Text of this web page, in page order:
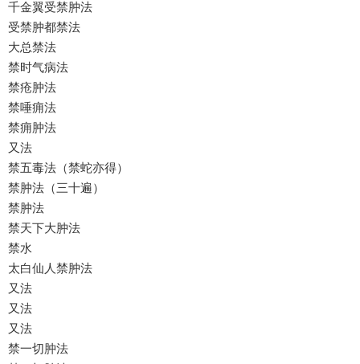
千金翼受禁肿法
受禁肿都禁法
大总禁法
禁时气病法
禁疮肿法
禁唾痈法
禁痈肿法
又法
禁五毒法（禁蛇亦得）
禁肿法（三十遍）
禁肿法
禁天下大肿法
禁水
太白仙人禁肿法
又法
又法
又法
禁一切肿法